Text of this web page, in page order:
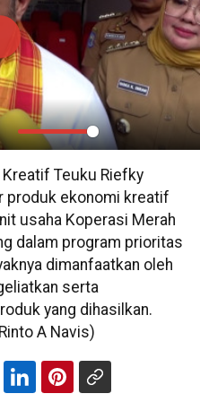
Settings
PIP
Play
Kreatif Teuku Riefky
produk ekonomi kreatif
usaha Koperasi Merah
dalam program prioritas
dimanfaatkan oleh
serta
yang dihasilkan.
A Navis)